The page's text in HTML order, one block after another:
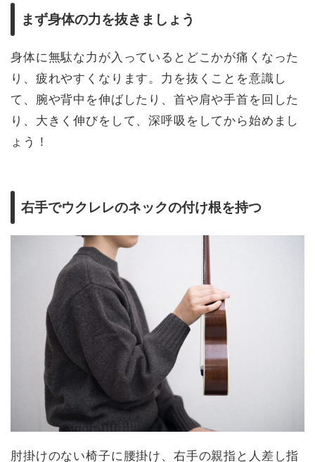
まず身体の力を抜きましょう
身体に無駄な力が入っているとどこかが痛くなった
り、疲れやすくなります。力を抜くことを意識し
て、腕や背中を伸ばしたり、首や肩や手首を回した
り、大きく伸びをして、深呼吸をしてから始めまし
ょう！
右手でウクレレのネックの付け根を持つ
肘掛けのない椅子に腰掛け、右手の親指と人差し指